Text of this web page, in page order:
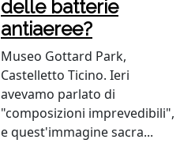
delle batterie
antiaeree?
Museo Gottard Park,
Castelletto Ticino. Ieri
avevamo parlato di
"composizioni imprevedibili",
e quest'immagine sacra...